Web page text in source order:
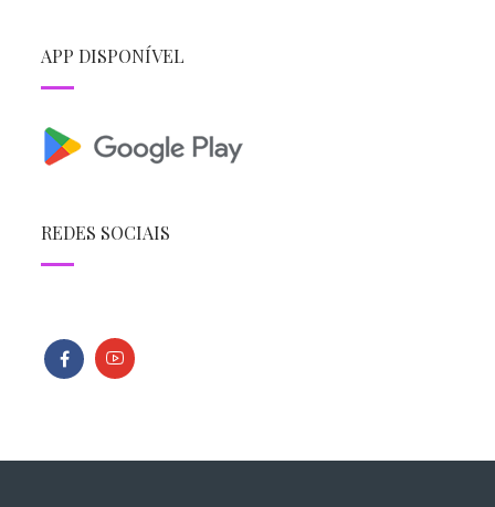
APP DISPONÍVEL
REDES SOCIAIS